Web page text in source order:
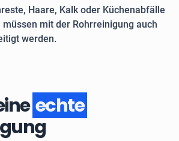
Haare, Kalk oder Küchenabfälle
mit der Rohrreinigung auch
werden.
echte